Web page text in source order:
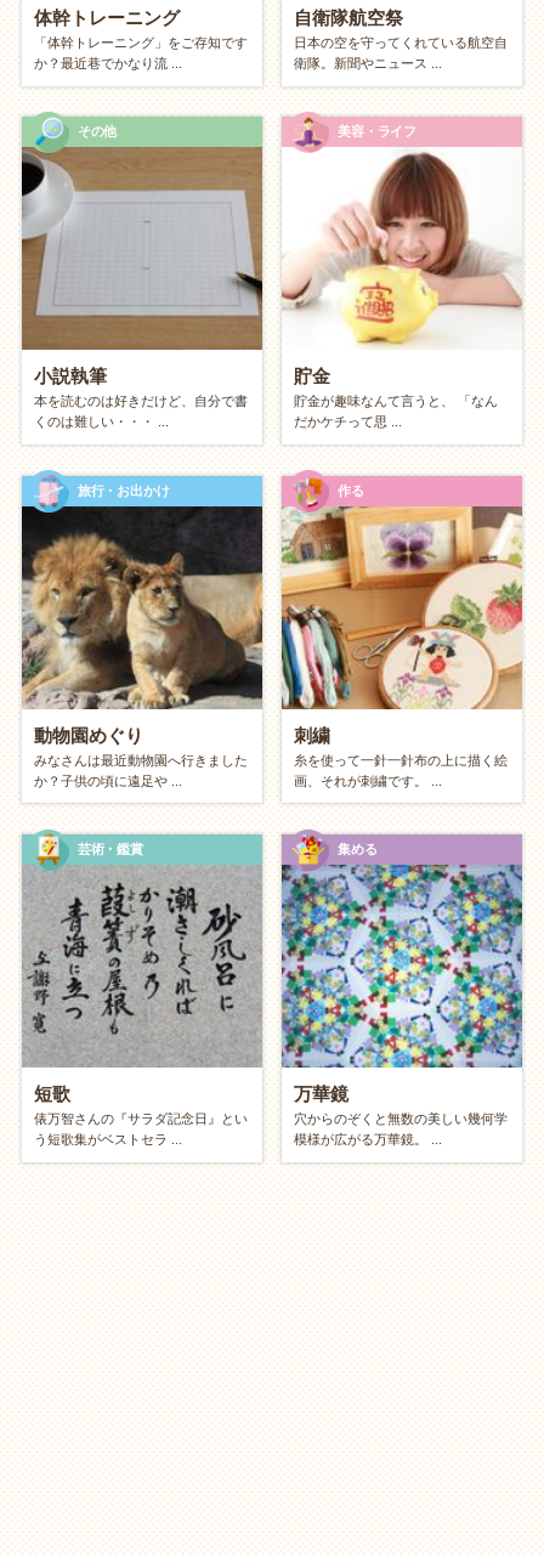
あるもので作る「冷蔵庫整理クッキング」
瞑想・マインドフルネス
ネットでの調べ物・ネットサーフィン
【おでかけ派】発見と運動
外の空気を吸いながら、街や自然を楽しみたい方へ。
近所の知らない道を歩く「路地裏散歩」
図書館・公民館巡り
寺社仏閣巡り
ウィンドウショッピング・人間観察
公園でのピクニック・日向ぼっこ
体を使う？ 頭を使う？（フィジカル vs イ
ンテリジェンス）
【フィジカル】汗とスッキリ感
体を動かして、リフレッシュしたい方へ。
YouTubeを見ながら「宅トレ・ヨガ 」
ランニング・ ウォーキング
本気の「大掃除・断捨離 」
カラオケアプリで歌う・ダンス
【インテリジェンス】学びと教養
知的好奇心を満たし、内面を磨きたい方へ。
図書館で専門書や写真集を読む
無料アプリで「語学学習」
俳句 や川柳をひねる
ニュースや社会問題について深く調べてみる
きれいにする？ 作り出す？（整える vs 創
造）
【整える】メンテナンス
環境や自分自身をきれいにして、心を落ち着かせたい
方へ。
靴磨き・スニーカーの手入れ
部屋の模様替え
スマホの写真フォルダ整理
セルフマッサージ・ストレッチ
体幹トレーニング
「体幹トレーニング」をご存知です
か？最近巷でかなり流 ...
自衛隊航空祭
日本の空を守ってくれている航空自
衛隊。新聞やニュース ...
その他
小説執筆
本を読むのは好きだけど、自分で書
くのは難しい・・・ ...
美容・ライフ
貯金
貯金が趣味なんて言うと、 「なん
だかケチって思 ...
旅行・お出かけ
動物園めぐり
みなさんは最近動物園へ行きました
か？子供の頃に遠足や ...
作る
刺繍
糸を使って一針一針布の上に描く絵
画、それが刺繍です。 ...
芸術・鑑賞
短歌
俵万智さんの『サラダ記念日』とい
う短歌集がベストセラ ...
集める
万華鏡
穴からのぞくと無数の美しい幾何学
模様が広がる万華鏡。 ...